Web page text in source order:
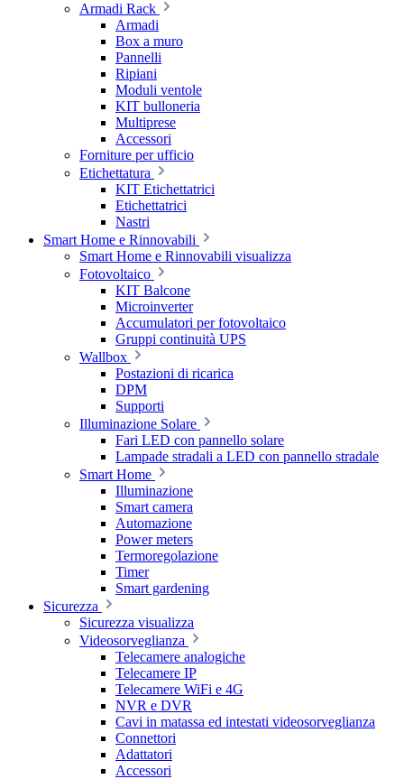
Armadi Rack
Armadi
Box a muro
Pannelli
Ripiani
Moduli ventole
KIT bulloneria
Multiprese
Accessori
Forniture per ufficio
Etichettatura
KIT Etichettatrici
Etichettatrici
Nastri
Smart Home e Rinnovabili
Smart Home e Rinnovabili visualizza
Fotovoltaico
KIT Balcone
Microinverter
Accumulatori per fotovoltaico
Gruppi continuità UPS
Wallbox
Postazioni di ricarica
DPM
Supporti
Illuminazione Solare
Fari LED con pannello solare
Lampade stradali a LED con pannello stradale
Smart Home
Illuminazione
Smart camera
Automazione
Power meters
Termoregolazione
Timer
Smart gardening
Sicurezza
Sicurezza visualizza
Videosorveglianza
Telecamere analogiche
Telecamere IP
Telecamere WiFi e 4G
NVR e DVR
Cavi in matassa ed intestati videosorveglianza
Connettori
Adattatori
Accessori